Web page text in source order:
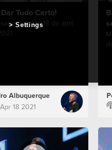
Tudo Certo!
do dia 18 de abril
Albuquerque
Apr 18 2021
Settings